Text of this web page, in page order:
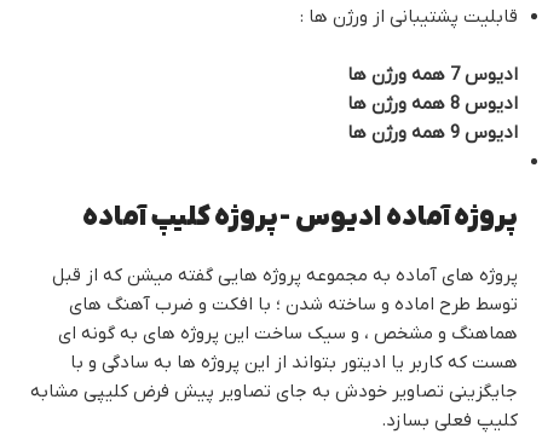
قابلیت پشتیبانی از ورژن ها :
ادیوس 7 همه ورژن ها
ادیوس 8 همه ورژن ها
ادیوس 9 همه ورژن ها
پروژه آماده ادیوس -پروژه کلیپ آماده
پروژه های آماده به مجموعه پروژه هایی گفته میشن که از قبل
توسط طرح اماده و ساخته شدن ؛ با افکت و ضرب آهنگ های
هماهنگ و مشخص ، و سیک ساخت این پروژه های به گونه ای
هست که کاربر یا ادیتور بتواند از این پروژه ها به سادگی و با
جایگزینی تصاویر خودش به جای تصاویر پیش فرض کلیپی مشابه
کلیپ فعلی بسازد.